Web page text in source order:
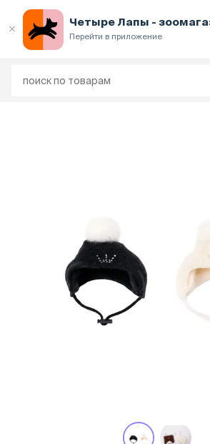
Четыре Лапы -
Перейти в приложение